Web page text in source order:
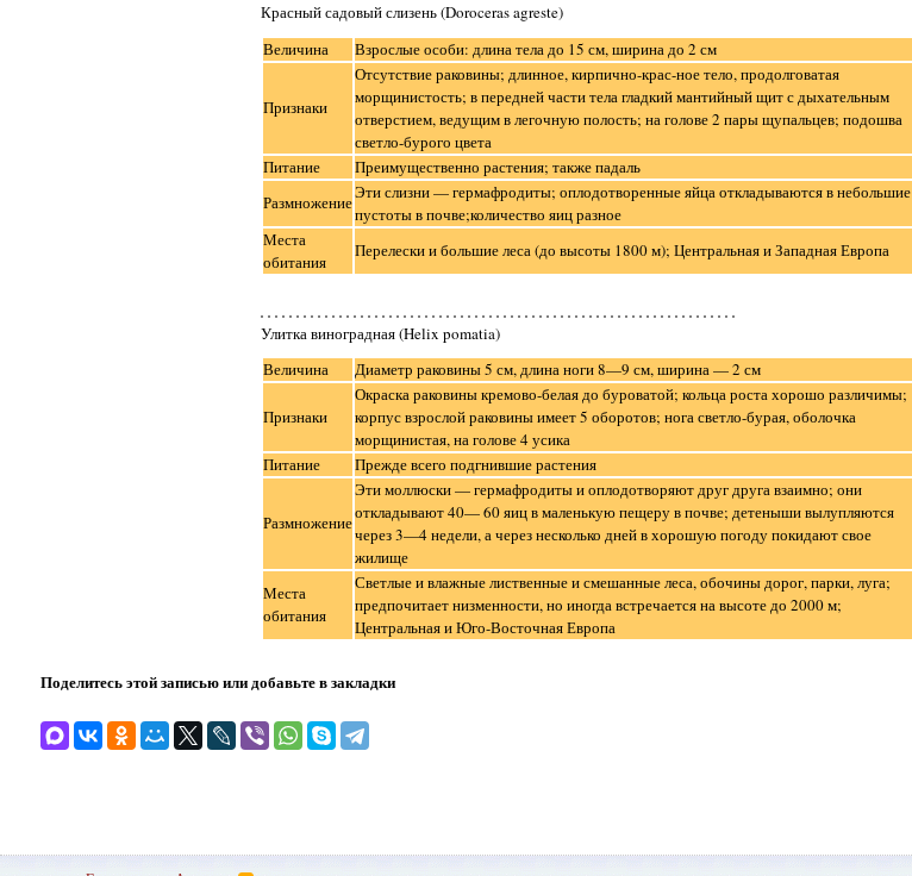
Красный садовый слизень (Doroceras agreste)
Величина
Взрослые особи: длина тела до 15 см, ширина до 2 см
Признаки
Отсутствие раковины; длинное, кирпично-крас-ное тело, продолговатая
морщинистость; в передней части тела гладкий мантийный щит с дыхательным
отверстием, ведущим в легочную полость; на голове 2 пары щупальцев; подошва
светло-бурого цвета
Питание
Преимущественно растения; также падаль
РазмножениеЭти слизни — гермафродиты; оплодотворенные яйца откладываются в небольшие
пустоты в почве;количество яиц разное
Места
обитания
Перелески и большие леса (до высоты 1800 м); Центральная и Западная Европа
Улитка виноградная (Helix pomatia)
Величина
Диаметр раковины 5 см, длина ноги 8—9 см, ширина — 2 см
Признаки
Окраска раковины кремово-белая до буроватой; кольца роста хорошо различимы;
корпус взрослой раковины имеет 5 оборотов; нога светло-бурая, оболочка
морщинистая, на голове 4 усика
Питание
Прежде всего подгнившие растения
Размножение
Эти моллюски — гермафродиты и оплодотворяют друг друга взаимно; они
откладывают 40— 60 яиц в маленькую пещеру в почве; детеныши вылупляются
через 3—4 недели, а через несколько дней в хорошую погоду покидают свое
жилище
Места
обитания
Светлые и влажные лиственные и смешанные леса, обочины дорог, парки, луга;
предпочитает низменности, но иногда встречается на высоте до 2000 м;
Центральная и Юго-Восточная Европа
Поделитесь этой записью или добавьте в закладки